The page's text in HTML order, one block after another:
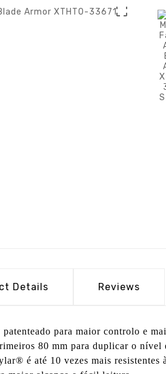

Details Reviews
para maior controlo e
80 mm para duplicar o nível
é até 10 vezes mais resistentes